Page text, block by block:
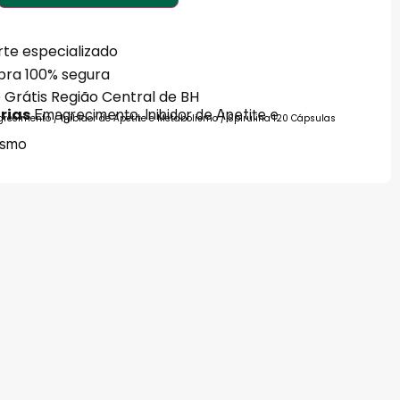
especializado
100% segura
Região Central de BH
/Inibidor de Apetite e Metabolismo/ Spirulina 120 Cápsulas
Emagrecimento,Inibidor de Apetite e